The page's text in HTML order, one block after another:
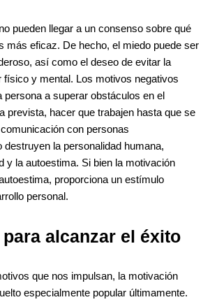
pueden llegar a un consenso sobre qué
más eficaz. De hecho, el miedo puede ser
así como el deseo de evitar la
físico y mental. Los motivos negativos
persona a superar obstáculos en el
prevista, hacer que trabajen hasta que se
con personas
destruyen la personalidad humana,
y la autoestima. Si bien la motivación
proporciona un estímulo
personal.
alcanzar el éxito
que nos impulsan, la motivación
especialmente popular últimamente.